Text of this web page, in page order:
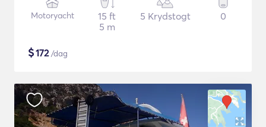
Motoryacht
15 ft
5 m
5 Krydstogt 0
$172/dag